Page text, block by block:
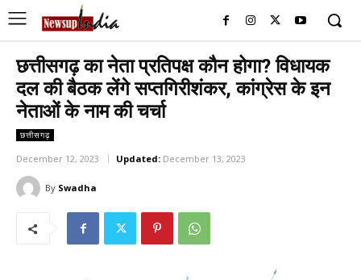
छत्तीसगढ़ का नेता प्रतिपक्ष कौन होगा? विधायक
दल की बैठक लेंगे सप्तगिरीशंकर, कांग्रेस के इन
नेताओं के नाम की चर्चा
छत्तीसगढ़
December 12, 2023 Updated: December 13, 2023
By Swadha